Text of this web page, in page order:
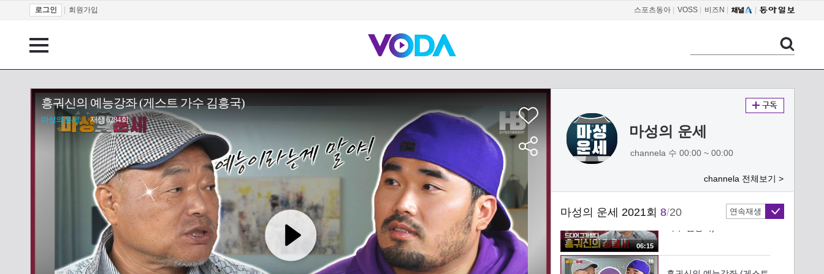
로그인 회원가입 스포츠동아 VOSS 비즈N
마성의 운세
channela 수 00:00 ~ 00:00
channela 전체보기 >
마성의 운세 2021회 8/20 연속재생
07:18
신이나)
07:56
트 가수 신이나)
08:51
솔로로 활동을 해도 될까
요? (게스트 가수 신이나)
신곡이 잘 될까요? (게스트
06:15
드디어 그가 왔다 (게스트